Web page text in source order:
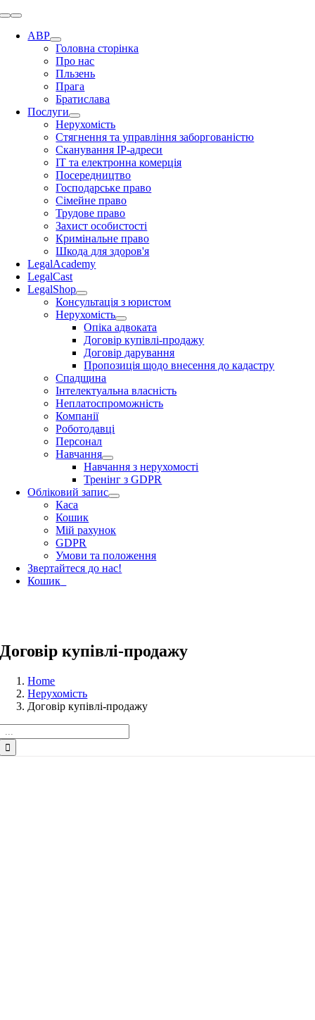
Перейти
змісту
Перейдіть
навігаціїABP
Головна сторінка
Про нас
Пльзень
Прага
Братислава
Послуги
Нерухомість
Стягнення та управління заборгованістю
Сканування IP-адреси
ІТ та електронна комерція
Посередництво
Господарське право
Сімейне право
Трудове право
Захист особистості
Кримінальне право
Шкода для здоров'я
LegalAcademy
LegalCast
LegalShop
Консультація з юристом
Нерухомість
Опіка адвоката
Договір купівлі-продажу
Договір дарування
Пропозиція щодо внесення до кадастру
Спадщина
Інтелектуальна власність
Неплатоспроможність
Компанії
Роботодавці
Персонал
Навчання
Навчання з нерухомості
Тренінг з GDPR
Обліковий запис
Каса
Кошик
Мій рахунок
GDPR
Умови та положення
Звертайтеся до нас!
Кошик
Договір купівлі-продажу
Home
Нерухомість
Договір купівлі-продажу